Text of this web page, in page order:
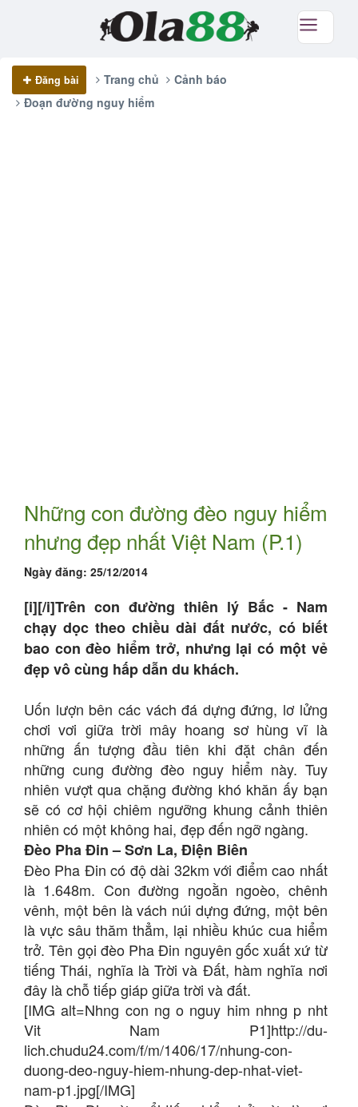
Đăng bài Trang chủ
Cảnh báo
Đoạn đường nguy hiểm
Những con đường đèo nguy hiểm
nhưng đẹp nhất Việt Nam (P.1)
Ngày đăng: 25/12/2014
[i][/i]Trên con đường thiên lý Bắc - Nam
chạy dọc theo chiều dài đất nước, có biết
bao con đèo hiểm trở, nhưng lại có một vẻ
đẹp vô cùng hấp dẫn du khách.
Uốn lượn bên các vách đá dựng đứng, lơ lửng
chơi vơi giữa trời mây hoang sơ hùng vĩ là
những ấn tượng đầu tiên khi đặt chân đến
những cung đường đèo nguy hiểm này. Tuy
nhiên vượt qua chặng đường khó khăn ấy bạn
sẽ có cơ hội chiêm ngưỡng khung cảnh thiên
nhiên có một không hai, đẹp đến ngỡ ngàng.
Đèo Pha Đin – Sơn La, Điện Biên
Đèo Pha Đin có độ dài 32km với điểm cao nhất
là 1.648m. Con đường ngoằn ngoèo, chênh
vênh, một bên là vách núi dựng đứng, một bên
là vực sâu thăm thẳm, lại nhiều khúc cua hiểm
trở. Tên gọi đèo Pha Đin nguyên gốc xuất xứ từ
tiếng Thái, nghĩa là Trời và Đất, hàm nghĩa nơi
đây là chỗ tiếp giáp giữa trời và đất.
[IMG alt=Nhng con ng o nguy him nhng p nht
Vit Nam P1]http://du-
lich.chudu24.com/f/m/1406/17/nhung-con-
duong-deo-nguy-hiem-nhung-dep-nhat-viet-
nam-p1.jpg[/IMG]